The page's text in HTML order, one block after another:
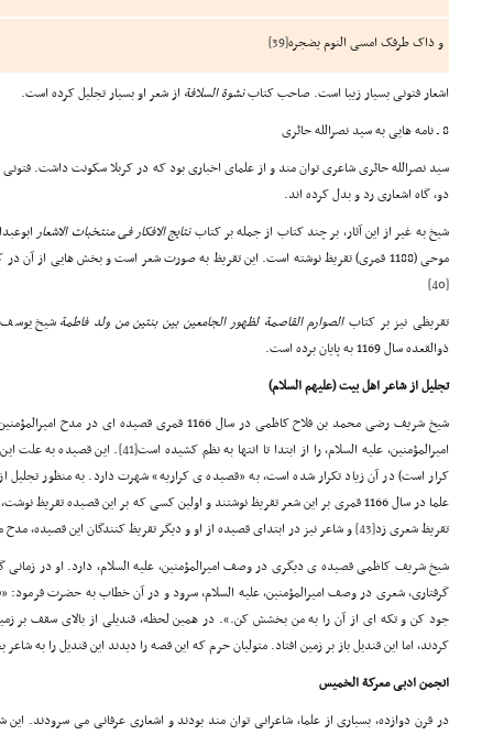
و ذاک طرفک امسی النوم یضجره[39]
اشعار فتونی بسیار زیبا است. صاحب کتابنشوة السلافة از شعر او بسیار تجلیل کرده است.
8 ـ نامه هایی به سید نصرالله حائری
سید نصرالله حائری شاعری توان مند و از علمای اخباری بود که در کربلا سکونت داشت.
دو، گاه اشعاری رد و بدل کرده اند.
شیخ به غیر از این آثار، بر چند کتاب از جمله بر کتابنتایج الافکار فی منتخبات الاشعار
موحی (1188 قمری) تقریظ نوشته است. این تقریظ به صورت شعر است و بخش هایی از آن در کتاب
[40]
تقریظی نیز بر کتابالصوارمالقاصمة لظهور الجامعین بین بنتین من ولد فاطمة شیخ یوسف
ذوالقعده سال 1169 به پایان برده است.
تجلیل از شاعر اهل بیت (علیهم السلام)
شیخ شریف رضی محمد بن فلاح کاظمی در سال 1166 قمری
امیرالمؤمنین، علیه السلام، را از ابتدا تا انتها به نظم کشیده است[41]
. این قصیده به علت
کرار است) در آن زیاد تکرار شده است، به «قصیده ی کراریه» شهرت دارد. به منظور تجلیل
علما در سال 1166 قمری بر این شعر تقریظ نوشتند و اولین کسی که بر این قصیده تقریظ نوشت، فتونی بود
تقریظ شعری زد[43]
و شاعر نیز در ابتدای قصیده از او و دیگر تقریظ کنندگان این قصیده،
شیخ شریف کاظمی قصیده ی دیگری در وصف امیرالمؤمنین، علیه السلام، دارد. او در زمانی
گرفتاری، شعری در وصف امیرالمؤمنین، علیه السلام، سرود و در آن خطاب به حضرت فرمود:
جود کن و تکه ای از آن را به من بخشش کن.». در همین لحظه، قندیلی از بالای سقف بر زمین
کردند، اما این قندیل باز بر زمین افتاد. متولیان حرم که این قصه را دیدند این قندیل را به
انجمن ادبیمعرکةالخمیس
در قرن دوازده، بسیاری از علما، شاعرانی توان مند بودند و اشعاری عرفانی می سرودند.